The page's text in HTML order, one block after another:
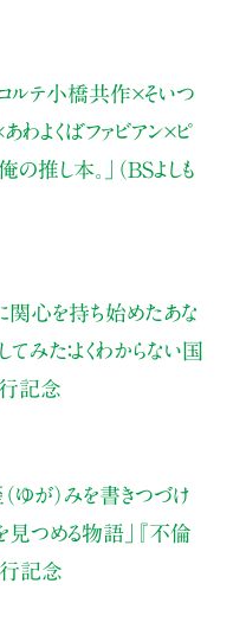
ルテ小橋共作×そいつ
よくばファビアン×ピ
推し本。」（BSよしも
関心を持ち始めたあな
みた：よくわからない国
行記念
（ゆが）みを書きつづけ
つめる物語」
『不倫
行記念